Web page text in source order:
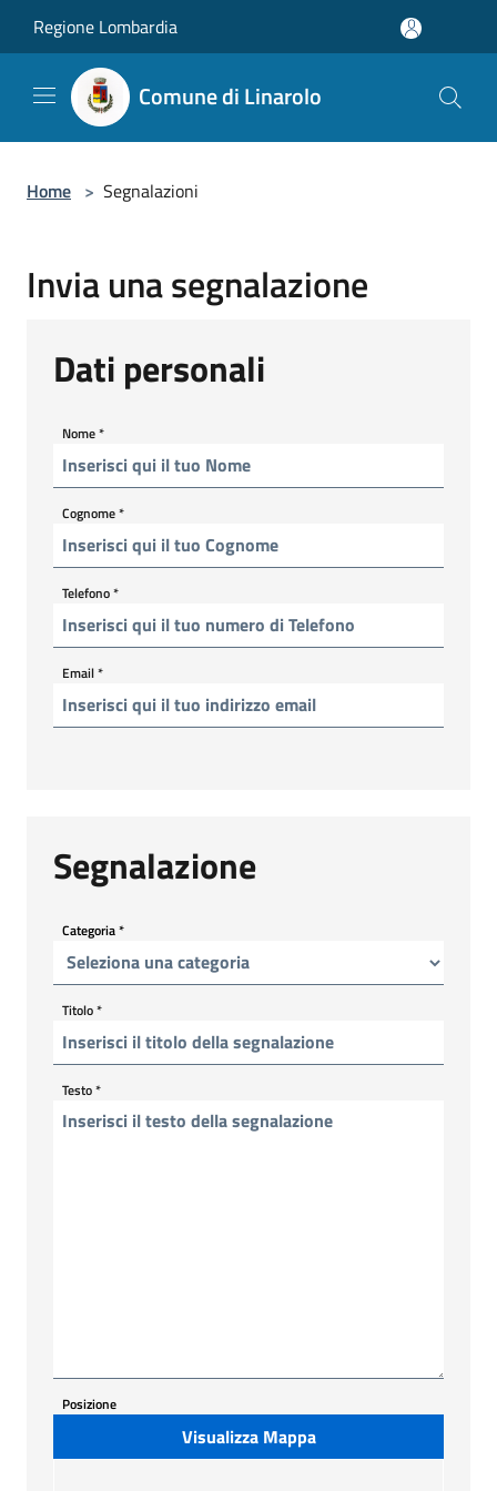
Regione Lombardia
Comune di Linarolo
Home > Segnalazioni
Invia una segnalazione
Dati personali
Nome*
Cognome*
Telefono*
Email*
Segnalazione
Categoria*
Titolo*
Testo*
Posizione
Visualizza Mappa